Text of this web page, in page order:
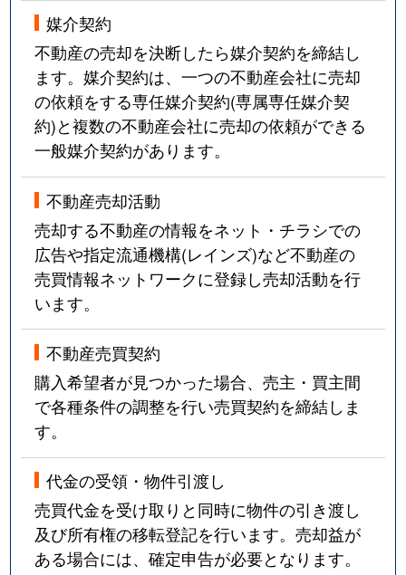
媒介契約
不動産の売却を決断したら媒介契約を締結し
ます。媒介契約は、一つの不動産会社に売却
の依頼をする専任媒介契約(専属専任媒介契
約)と複数の不動産会社に売却の依頼ができる
一般媒介契約があります。
不動産売却活動
売却する不動産の情報をネット・チラシでの
広告や指定流通機構(レインズ)など不動産の
売買情報ネットワークに登録し売却活動を行
います。
不動産売買契約
購入希望者が見つかった場合、売主・買主間
で各種条件の調整を行い売買契約を締結しま
す。
代金の受領・物件引渡し
売買代金を受け取りと同時に物件の引き渡し
及び所有権の移転登記を行います。売却益が
ある場合には、確定申告が必要となります。